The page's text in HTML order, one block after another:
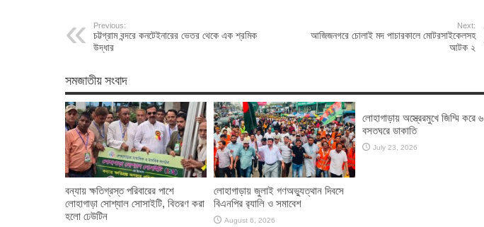
Previous:
চট্টগ্রাম বন্দরে কনটেইনারের ভেতর থেকে এক শ্রমিক
উদ্ধার
Next:
আজিজনগরে চোলাই মদ পাচারকালে মোটরসাইকেলসহ
আটক ২
সমজাতীয় সংবাদ
বন্যায় ক্ষতিগ্রস্ত পরিবারের পাশে
লোহাগাড়া সোশ্যাল সোসাইটি, বিতরণ করা
হলো ঢেউটিন
লোহাগাড়ায় জুলাই গণঅভ্যুত্থান দিবসে
বিএনপির র‌্যালি ও সমাবেশ
August 6, 2026
লোহাগাড়ায় অস্ত্রেরমুখে জিম্মি করে ৬
বসতঘরে ডাকাতি
July 23, 2026